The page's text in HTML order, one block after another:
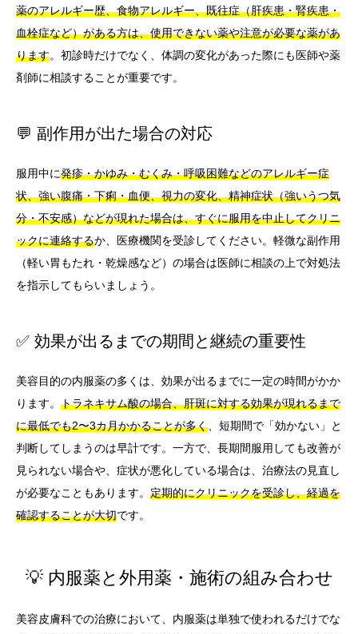
薬のアレルギー歴、食物アレルギー、既往症（肝疾患・腎疾患・
血栓症など）がある方は、使用できない薬や注意が必要な薬があ
ります。初診時だけでなく、体調の変化があった際にも医師や薬
剤師に相談することが重要です。
💬 副作用が出た場合の対応
服用中に発疹・かゆみ・むくみ・呼吸困難などのアレルギー症
状、強い腹痛・下痢・血便、視力の変化、精神症状（強いうつ気
分・不安感）などが現れた場合は、すぐに服用を中止してクリニ
ックに連絡するか、医療機関を受診してください。軽微な副作用
（軽い胃もたれ・乾燥感など）の場合は医師に相談の上で対処法
を指示してもらいましょう。
✅ 効果が出るまでの期間と継続の重要性
美容目的の内服薬の多くは、効果が出るまでに一定の時間がかか
ります。 トラネキサム酸の場合、肝斑に対する効果が現れるまで
に最低でも2〜3カ月かかることが多く 、短期間で「効かない」と
判断してしまうのは早計です。一方で、長期間服用しても改善が
見られない場合や、症状が悪化している場合は、治療法の見直し
が必要なこともあります。 定期的にクリニックを受診し、経過を
確認することが大切です。
💡 内服薬と外用薬・施術の組み合わせ
美容皮膚科での治療において、内服薬は単独で使われるだけでな